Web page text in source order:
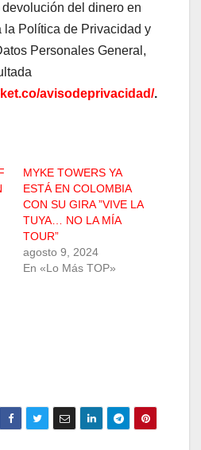
del dinero en
la Política de Privacidad y
Personales General,
avisodeprivacidad/.
MYKE TOWERS YA
ESTÁ EN COLOMBIA
CON SU GIRA ”VIVE LA
TUYA… NO LA MÍA
TOUR”
agosto 9, 2024
En «Lo Más TOP»